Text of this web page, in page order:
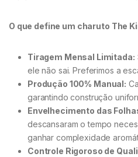
O que define um charuto The
Tiragem Mensal Limitada:
ele não sai. Preferimos a
Produção 100% Manual:
garantindo construção
Envelhecimento das
descansaram o tempo
ganhar complexidade
Controle Rigoroso de